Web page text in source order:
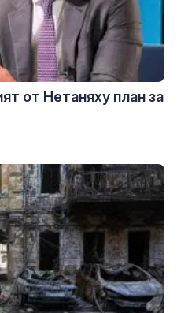
от Нетаняху план за